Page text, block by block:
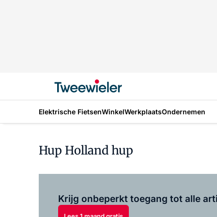
Elektrische FietsenWinkelWerkplaatsOndernemen
Hup Holland hup
Krijg onbeperkt toegang tot alle